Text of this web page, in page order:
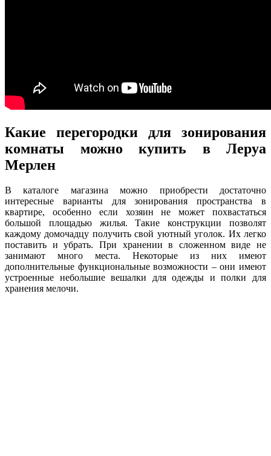
Какие перегородки для зонирования
комнаты можно купить в Леруа
Мерлен
В каталоге магазина можно приобрести достаточно
интересные варианты для зонирования пространства в
квартире, особенно если хозяин не может похвастаться
большой площадью жилья. Такие конструкции позволят
каждому домочадцу получить свой уютный уголок. Их легко
поставить и убрать. При хранении в сложенном виде не
занимают много места. Некоторые из них имеют
дополнительные функциональные возможности – они имеют
устроенные небольшие вешалки для одежды и полки для
хранения мелочи.